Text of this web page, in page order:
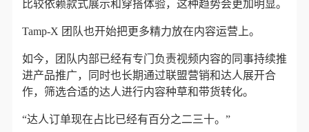
比较依赖款式展示和穿搭体验，这种趋势会更加明显。
Tamp-X 团队也开始把更多精力放在内容运营上。
如今，团队内部已经有专门负责视频内容的同事持续推
进产品推广，同时也长期通过联盟营销和达人展开合
作，筛选合适的达人进行内容种草和带货转化。
“达人订单现在占比已经有百分之二三十。”